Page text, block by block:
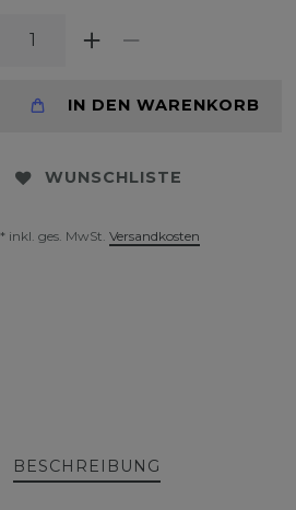
IN DEN WARENKORB
WUNSCHLISTE
* inkl. ges. MwSt. Versandkosten
BESCHREIBUNG